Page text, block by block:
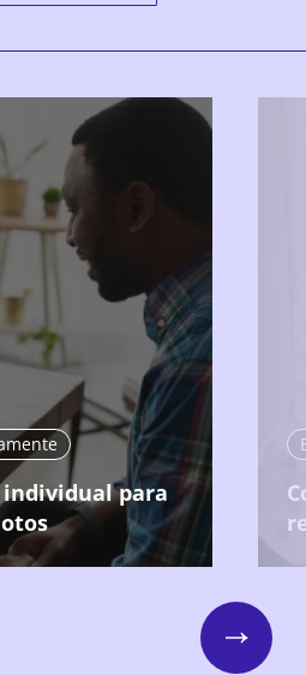
para
Next